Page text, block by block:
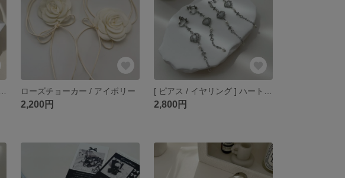
ローズチョーカー / アイボリー
2,200円 2,800円